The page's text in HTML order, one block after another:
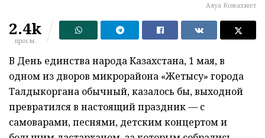
Алуа Кожахмет
2.4k
просм.
В День единства народа Казахстана, 1 мая, в
одном из дворов микрорайона «Жетысу» города
Талдыкоргана обычный, казалось бы, выходной
превратился в настоящий праздник — с
самоварами, песнями, детским концертом и